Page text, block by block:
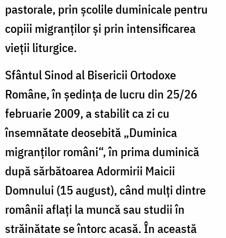
pastorale, prin şcolile duminicale pentru
copiii migranţilor şi prin intensificarea
vieţii liturgice.
Sfântul Sinod al Bisericii Ortodoxe
Române, în şedinţa de lucru din 25/26
februarie 2009, a stabilit ca zi cu
însemnătate deosebită „Duminica
migranţilor români“, în prima duminică
după sărbătoarea Adormirii Maicii
Domnului (15 august), când mulţi dintre
românii aflaţi la muncă sau studii în
străinătate se întorc acasă. În această